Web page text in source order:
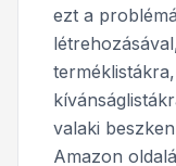
ezt a
valaki
Amazon